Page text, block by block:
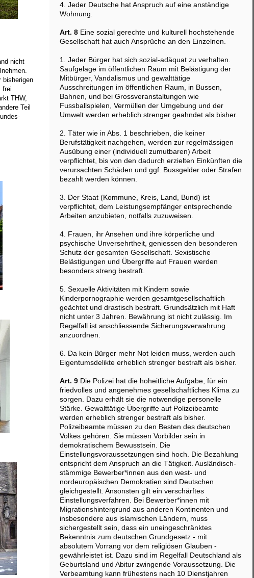
nicht
bisherigen
frei
THW,
Teil
4. Jeder Deutsche hat Anspruch auf eine anständige
Wohnung.
Art. 8 Eine sozial gerechte und kulturell hochstehende
Gesellschaft hat auch Ansprüche an den Einzelnen.
1. Jeder Bürger hat sich sozial-adäquat zu verhalten.
Saufgelage im öffentlichen Raum mit Belästigung der
Mitbürger, Vandalismus und gewalttätige
Ausschreitungen im öffentlichen Raum, in Bussen,
Bahnen, und bei Grossveranstaltungen wie
Fussballspielen, Vermüllen der Umgebung und der
Umwelt werden erheblich strenger geahndet als bisher.
2. Täter wie in Abs. 1 beschrieben, die keiner
Berufstätigkeit nachgehen, werden zur regelmässigen
Ausübung einer (individuell zumutbaren) Arbeit
verpflichtet, bis von den dadurch erzielten Einkünften die
verursachten Schäden und ggf. Bussgelder oder Strafen
bezahlt werden können.
3. Der Staat (Kommune, Kreis, Land, Bund) ist
verpflichtet, dem Leistungsempfänger entsprechende
Arbeiten anzubieten, notfalls zuzuweisen.
4. Frauen, ihr Ansehen und ihre körperliche und
psychische Unversehrtheit, geniessen den besonderen
Schutz der gesamten Gesellschaft. Sexistische
Belästigungen und Übergriffe auf Frauen werden
besonders streng bestraft.
5. Sexuelle Aktivitäten mit Kindern sowie
Kinderpornographie werden gesamtgesellschaftlich
geächtet und drastisch bestraft. Grundsätzlich mit Haft
nicht unter 3 Jahren. Bewährung ist nicht zulässig. Im
Regelfall ist anschliessende Sicherungsverwahrung
anzuordnen.
6. Da kein Bürger mehr Not leiden muss, werden auch
Eigentumsdelikte erheblich strenger bestraft als bisher.
Art. 9 Die Polizei hat die hoheitliche Aufgabe, für ein
friedvolles und angenehmes gesellschaftliches Klima zu
sorgen. Dazu erhält sie die notwendige personelle
Stärke. Gewalttätige Übergriffe auf Polizeibeamte
werden erheblich strenger bestraft als bisher.
Polizeibeamte müssen zu den Besten des deutschen
Volkes gehören. Sie müssen Vorbilder sein in
demokratischem Bewusstsein. Die
Einstellungsvoraussetzungen sind hoch. Die Bezahlung
entspricht dem Anspruch an die Tätigkeit. Ausländisch-
stämmige Bewerber*innen aus den west- und
nordeuropäischen Demokratien sind Deutschen
gleichgestellt. Ansonsten gilt ein verschärftes
Einstellungsverfahren. Bei Bewerber*innen mit
Migrationshintergrund aus anderen Kontinenten und
insbesondere aus islamischen Ländern, muss
sichergestellt sein, dass ein uneingeschränktes
Bekenntnis zum deutschen Grundgesetz - mit
absolutem Vorrang vor dem religiösen Glauben -
gewährleistet ist. Dazu sind im Regelfall Deutschland als
Geburtsland und Abitur zwingende Voraussetzung. Die
Verbeamtung kann frühestens nach 10 Dienstjahren